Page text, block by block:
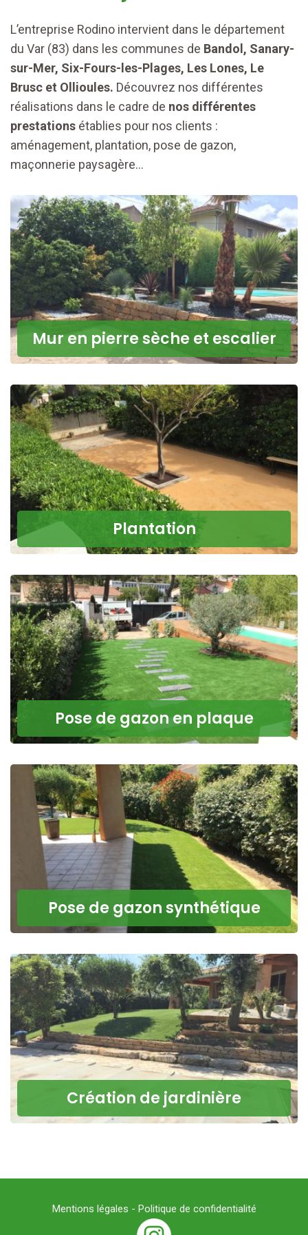
L’entreprise Rodino intervient dans le département
du Var (83) dans les communes de Bandol, Sanary-
sur-Mer, Six-Fours-les-Plages, Les Lones, Le
Brusc et Ollioules. Découvrez nos différentes
réalisations dans le cadre de nos différentes
prestations établies pour nos clients :
aménagement, plantation, pose de gazon,
maçonnerie paysagère…
Mur en pierre sèche et escalier
Plantation
Pose de gazon en plaque
Pose de gazon synthétique
Création de jardinière
Mentions légales - Politique de confidentialité